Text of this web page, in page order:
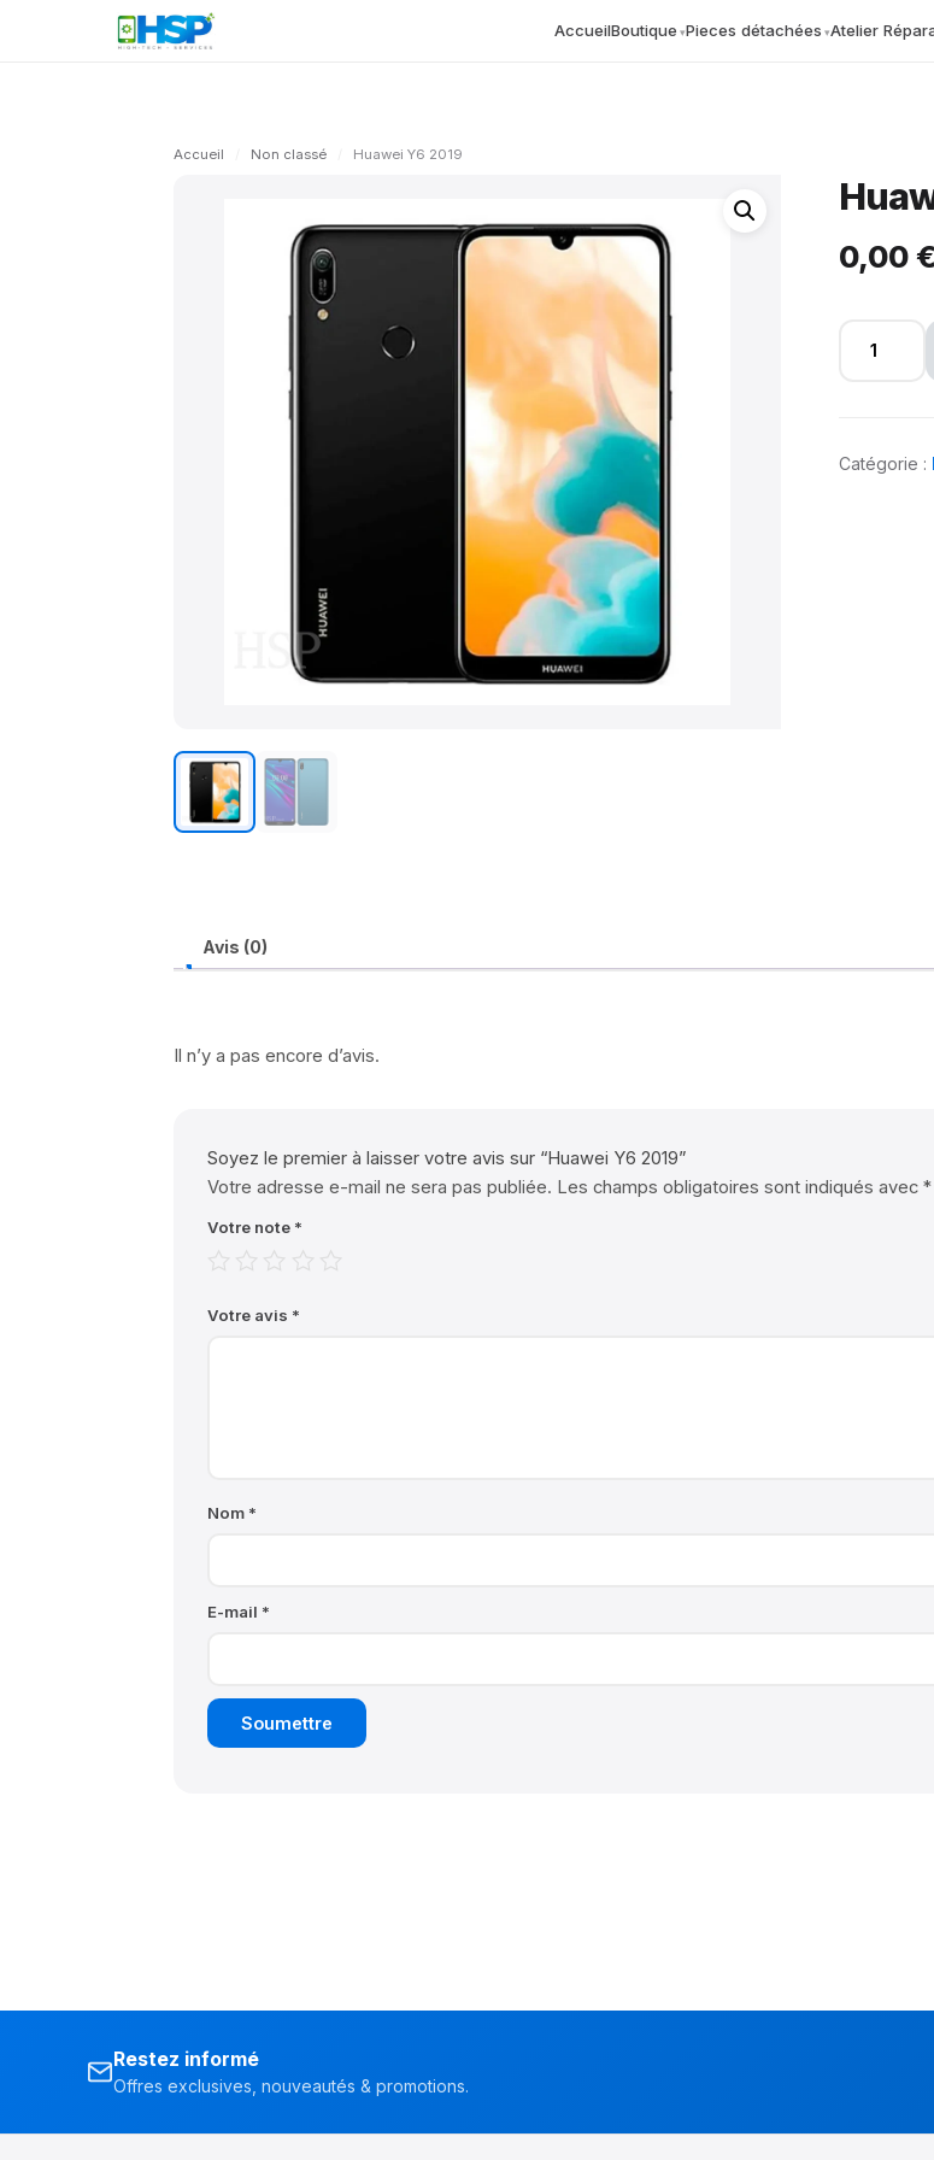
AccueilBoutique Pieces détachées Atelier
Accueil Non classé Huawei Y6 2019
0,00€
Catégorie :
Avis (0)
Il n’y a pas encore d’avis.
Soyez le premier à laisser votre avis sur “Huawei Y6 2019”
Votre adresse e-mail ne sera pas publiée. Les champs obligatoires sont indiqués avec *
Votre note *
Votre avis *
Nom *
E-mail *
Restez informé
Offres exclusives, nouveautés & promotions.